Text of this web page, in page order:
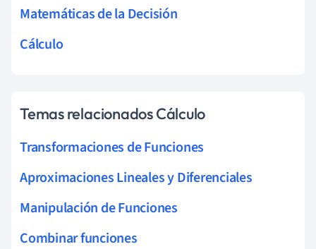
Matemáticas de la Decisión
Cálculo
Temas relacionados Cálculo
Transformaciones de Funciones
Aproximaciones Lineales y Diferenciales
Manipulación de Funciones
Combinar funciones